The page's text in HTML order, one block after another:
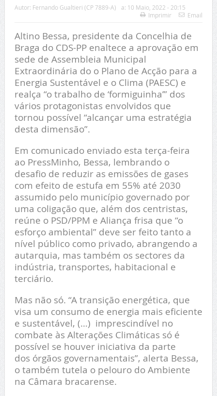
Autor: Fernando Gualtieri (CP 7889-A) a: 10 Maio, 2022 - 20:15
Imprimir
Email
Altino Bessa, presidente da Concelhia de
Braga do CDS-PP enaltece a aprovação em
sede de Assembleia Municipal
Extraordinária do o Plano de Acção para a
Energia Sustentável e o Clima (PAESC) e
realça “o trabalho de ‘formiguinha’” dos
vários protagonistas envolvidos que
tornou possível “alcançar uma estratégia
desta dimensão”.
Em comunicado enviado esta terça-feira
ao PressMinho, Bessa, lembrando o
desafio de reduzir as emissões de gases
com efeito de estufa em 55% até 2030
assumido pelo município governado por
uma coligação que, além dos centristas,
reúne o PSD/PPM e Aliança frisa que “o
esforço ambiental” deve ser feito tanto a
nível público como privado, abrangendo a
autarquia, mas também os sectores da
indústria, transportes, habitacional e
terciário.
Mas não só. “A transição energética, que
visa um consumo de energia mais eficiente
e sustentável, (…) imprescindível no
combate às Alterações Climáticas só é
possível se houver iniciativa da parte
dos órgãos governamentais”, alerta Bessa,
o também tutela o pelouro do Ambiente
na Câmara bracarense.